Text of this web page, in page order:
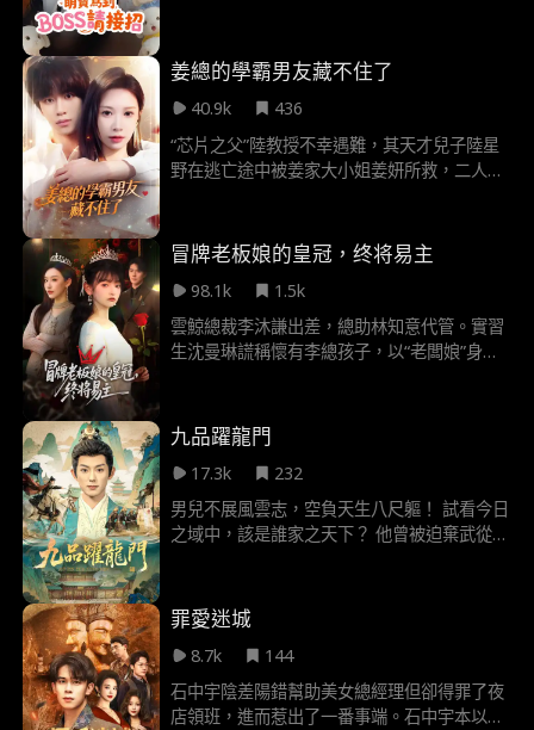
著這個還沒自己腿高、抱著破舊兔子玩偶的小
豆丁，顧雲琛覺得世界瘋了。然而，當頂級殺
手被萌萌用棒棒糖和兔子玩偶輕鬆放倒時，他
不得不接受這個荒謬的現實……
姜總的學霸男友藏不住了
40.9k
436
“芯片之父”陸教授不幸遇難，其天才兒子陸星
野在逃亡途中被姜家大小姐姜妍所救，二人在
才，再度與陸星野重逢，二人聯手虐渣，衛國
保家，收穫幸福。
冒牌老板娘的皇冠，终将易主
98.1k
1.5k
雲鯨總裁李沐謙出差，總助林知意代管。實習
生沈曼琳謊稱懷有李總孩子，以“老闆娘”身份
養弟的情人。沈曼琳不甘失敗，持刀行兇未
遂，終被法辦。李沐謙與林知意終成眷屬。
九品躍龍門
17.3k
232
男兒不展風雲志，空負天生八尺軀！ 試看今日
之域中，該是誰家之天下？ 他曾被迫棄武從
將軍，而不是你梁蕭這種一無是處的文弱書
生！” 梁蕭毅然轉身，從此逐鹿中原，再造華
夏！ 我只是棄武從文，不代表提不動槍了！
名震天下的將軍，怎及我定鼎中原，登極至
尊？
罪愛迷城
8.7k
144
石中宇陰差陽錯幫助美女總經理但卻得罪了夜
店領班，進而惹出了一番事端。石中宇本以為